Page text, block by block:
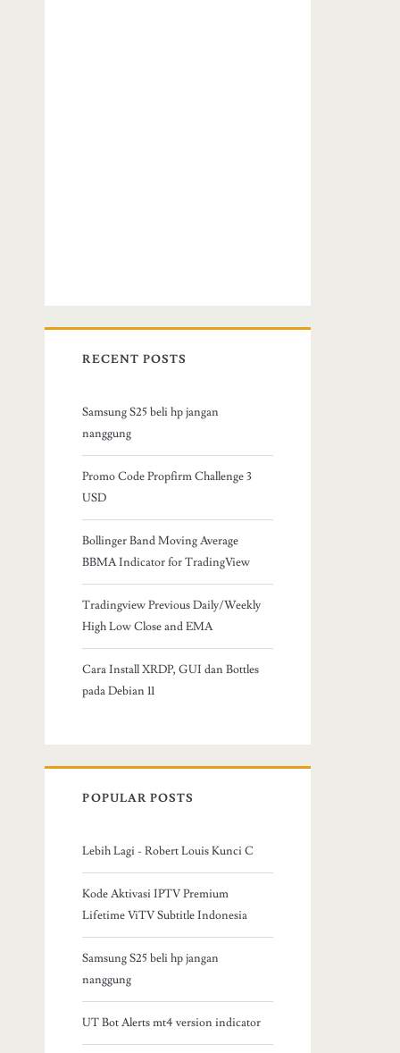
RECENT POSTS
Samsung S25 beli hp jangan
nanggung
Promo Code Propfirm Challenge 3
USD
Bollinger Band Moving Average
BBMA Indicator for TradingView
Tradingview Previous Daily/Weekly
High Low Close and EMA
Cara Install XRDP, GUI dan Bottles
pada Debian 11
POPULAR POSTS
Lebih Lagi - Robert Louis Kunci C
Kode Aktivasi IPTV Premium
Lifetime ViTV Subtitle Indonesia
Samsung S25 beli hp jangan
nanggung
UT Bot Alerts mt4 version indicator